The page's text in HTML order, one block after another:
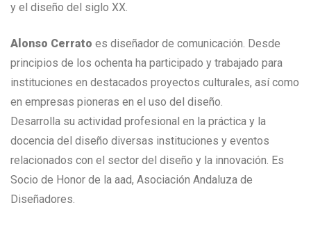
y el diseño del siglo XX.
Alonso Cerrato es diseñador de comunicación. Desde
principios de los ochenta ha participado y trabajado para
instituciones en destacados proyectos culturales, así como
en empresas pioneras en el uso del diseño.
Desarrolla su actividad profesional en la práctica y la
docencia del diseño diversas instituciones y eventos
relacionados con el sector del diseño y la innovación. Es
Socio de Honor de la aad, Asociación Andaluza de
Diseñadores.